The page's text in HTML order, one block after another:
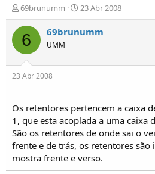
I
n
i
c
i
d
o
e
T
ó
p
i
c
69brunumm
D
a
t
i
o
23 Abr 2008
6 69brunumm
UMM
23 Abr 2008
Os retentores pertencem a caixa
1, que esta acoplada a uma caixa
São os retentores de onde sai o
frente e de trás, os retentores
mostra frente e verso.